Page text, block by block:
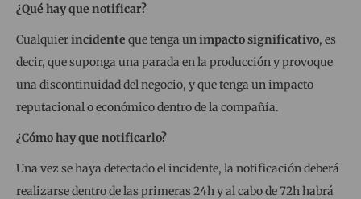
¿Qué hay que notificar?
Cualquierincidente que tenga unimpacto significativo, es
decir, que suponga una parada en la producción y provoque
una discontinuidad del negocio, y que tenga un impacto
reputacional o económico dentro de la compañía.
¿Cómo hay que notificarlo?
Una vez se haya detectado el incidente, la notificación deberá
realizarse dentro de las primeras 24h y al cabo de 72h habrá